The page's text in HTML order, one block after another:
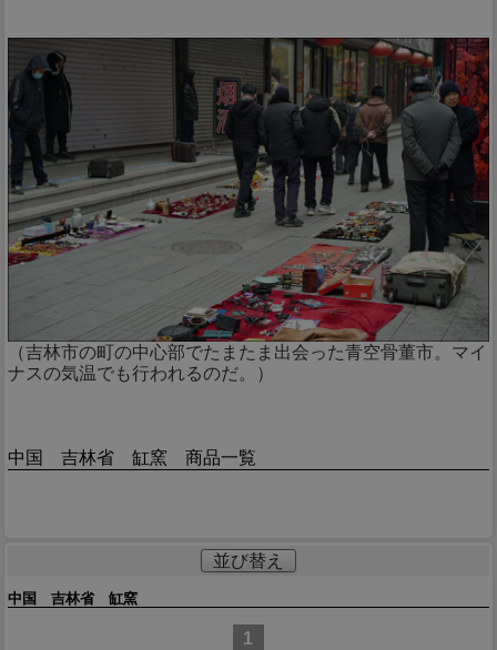
（吉林市の町の中心部でたまたま出会った青空骨董市。マイ
ナスの気温でも行われるのだ。）
中国 吉林省 缸窯 商品一覧
並び替え
中国 吉林省 缸窯
1